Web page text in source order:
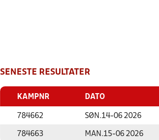
SENESTE RESULTATER
KAMPNR DATO
784662 SØN.14-06 2026
784663 MAN.15-06 2026